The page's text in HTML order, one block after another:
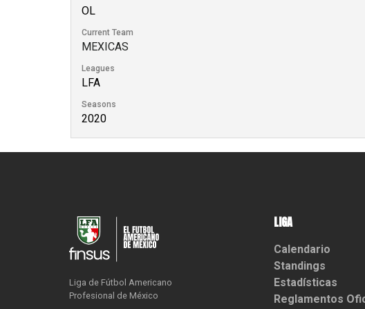
OL
Current Team
MEXICAS
Leagues
LFA
Seasons
2020
Liga de Fútbol Americano
Profesional de México
LIGA
Calendario
Standings
Estadísticas
Reglamentos